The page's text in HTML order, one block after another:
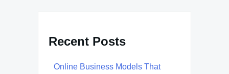
Recent Posts
Online Business Models That